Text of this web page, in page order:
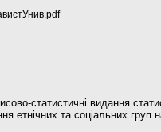
статистичні видання
етнічних та соціальних груп